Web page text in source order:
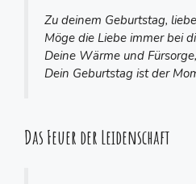
Zu deinem Geburtstag,
Möge die Liebe immer bei
Deine Wärme und
Dein Geburtstag ist der
Das Feuer der Leidenschaft